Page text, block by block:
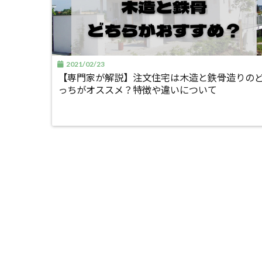
2021/02/23
【専門家が解説】注文住宅は木造と鉄骨造りの
っちがオススメ？特徴や違いについて